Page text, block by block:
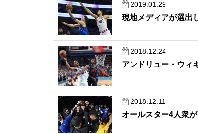
2019.01.29
現地メディアが選出
2018.12.24
アンドリュー・ウィ
2018.12.11
オールスター4人衆